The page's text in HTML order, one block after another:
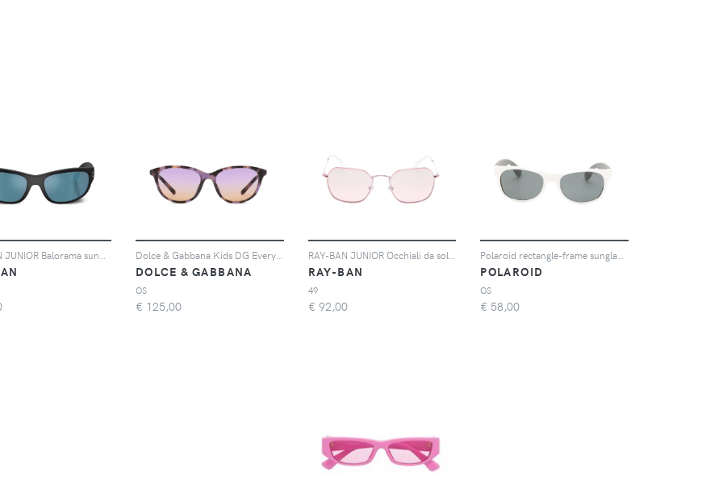
RAY-BAN JUNIOR Balorama sunglasses - Nero Dolce & Gabbana Kids DG Everyday sunglasses - Viola
DOLCE & GABBANA
OS
€ 125,00
RAY-BAN JUNIOR Occhiali da sole geometrici - Rosa
RAY-BAN
49
€ 92,00
Polaroid rectangle-frame sunglasses - Bianco
POLAROID
OS
€ 58,00